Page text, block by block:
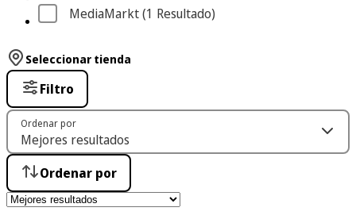
MediaMarkt (1 Resultado)
Seleccionar tienda
Filtro
Ordenar por
Ordenar por